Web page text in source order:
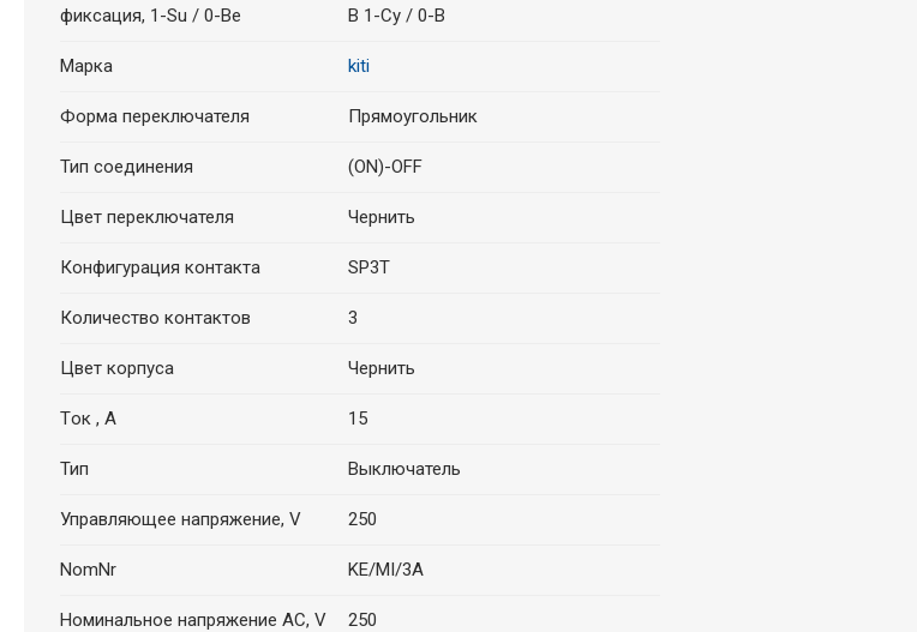
фиксация, 1-Su / 0-Be В 1-Су / 0-В
Марка kiti
Форма переключателя Прямоугольник
Тип соединения (ON)-OFF
Цвет переключателя Чернить
Конфигурация контакта SP3T
Количество контактов 3
Цвет корпуса Чернить
Tок , A 15
Тип Выключатель
Управляющее напряжение, V 250
NomNr KE/MI/3A
Номинальное напряжение AC, V 250